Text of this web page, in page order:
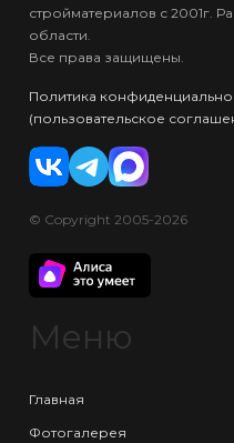
стройматериалов с 2001г.
области.
Все права защищены.
Политика
(пользовательское
© Copyright 2005-2026
Меню
Главная
Фотогалерея